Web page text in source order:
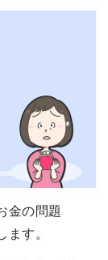
金の問題
す。